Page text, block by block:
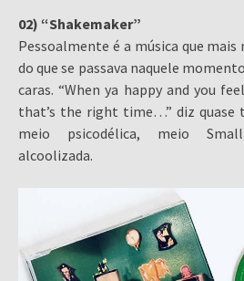
02) “Shakemaker”
Pessoalmente é a música que
do que se passava naquele
caras. “When ya happy and you
that’s the right time…” diz quase
meio psicodélica, meio
alcoolizada.